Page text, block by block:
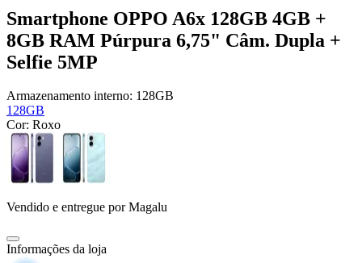
Smartphone OPPO A6x 128GB 4GB +
8GB RAM Púrpura 6,75" Câm. Dupla +
Selfie 5MP
Armazenamento interno: 128GB
128GB
Cor: Roxo
Vendido e entregue por Magalu
Informações da loja